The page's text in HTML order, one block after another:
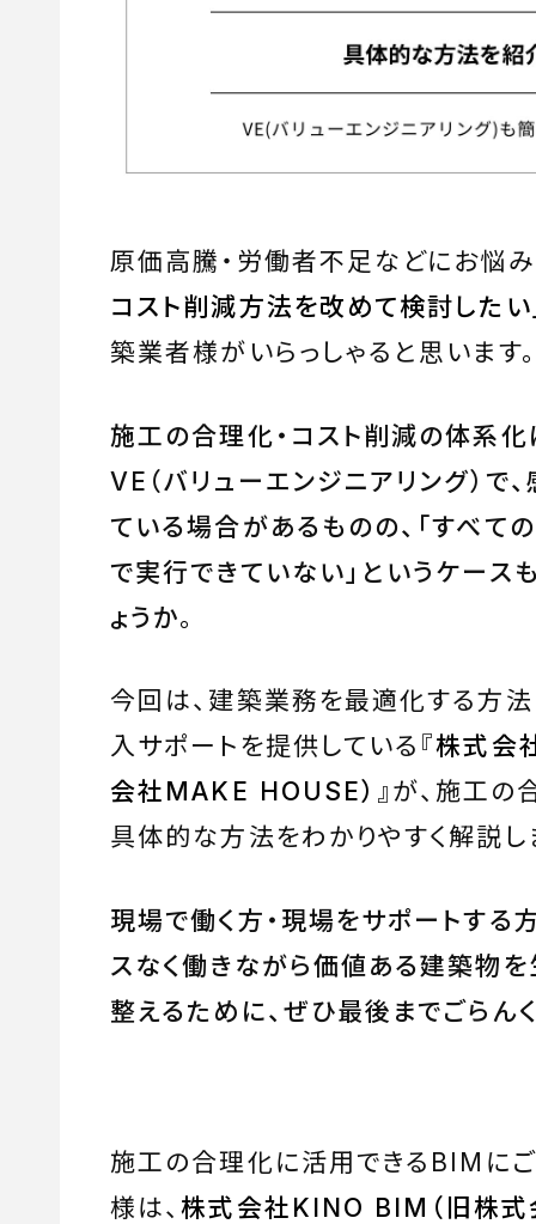
原価高騰・労働者不足などにお悩み
コスト削減方法を改めて検討したい
築業者様がいらっしゃると思います。
施工の合理化・コスト削減の体系
VE（バリューエンジニアリング）で
ている場合があるものの、「すべて
で実行できていない」というケース
ょうか。
今回は、建築業務を最適化する方
入サポートを提供している『株式会
会社MAKE HOUSE） 』が、施工の
具体的な方法をわかりやすく解説し
現場で働く方・現場をサポートする
スなく働きながら価値ある建築物
整えるために、ぜひ最後までごらん
施工の合理化に活用できるBIMに
様は、株式会社KINO BIM（旧株